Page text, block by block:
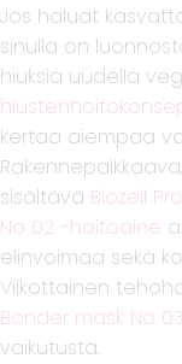
Jos haluat
sinulla on
hiuksia uudella
kertaa aiempaa
sisältävä Biozell
No 02 -hoitoaine
elinvoimaa sekä
Viikottainen
Bonder mask No
vaikutusta.